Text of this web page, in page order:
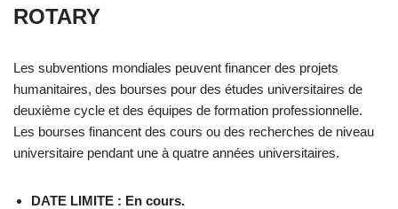
ROTARY
Les subventions mondiales peuvent financer des projets
humanitaires, des bourses pour des études universitaires de
deuxième cycle et des équipes de formation professionnelle.
Les bourses financent des cours ou des recherches de niveau
universitaire pendant une à quatre années universitaires.
DATE LIMITE : En cours.